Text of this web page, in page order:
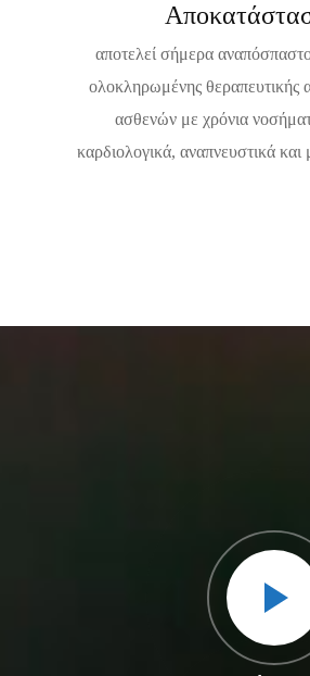
αποτελεί σήμερα
ολοκληρωμένης θεραπευτικής
ασθενών με χρόνια
καρδιολογικά, αναπνευστικά και